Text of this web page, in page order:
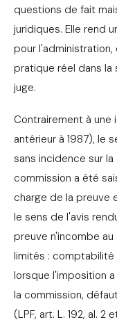
questions de fait
juridiques. Elle rend
pour
pratique réel dans
juge.
Contrairement à une
antérieur à 1987), le
sans incidence sur
commission a été
charge de la preuve
le sens de l'avis
preuve n'incombe
limités :
lorsque l'imposition
la commission,
(LPF, art. L. 192, al. 2